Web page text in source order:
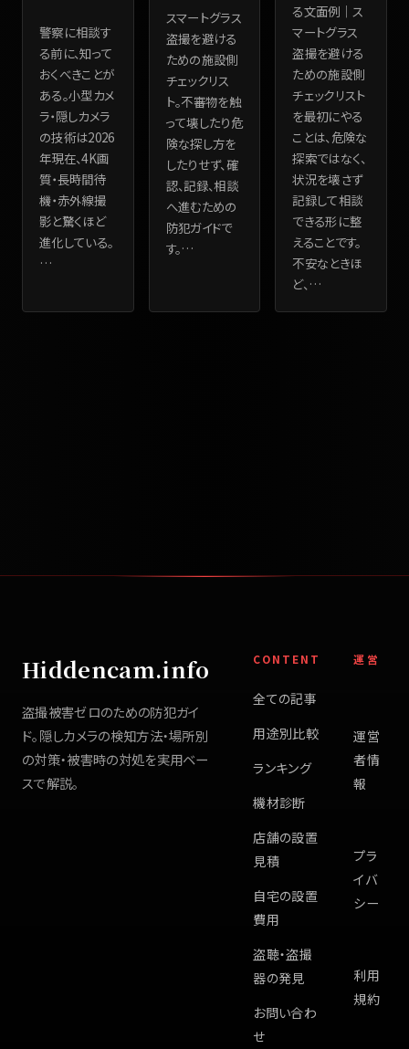
警察に相談す
る前に、知って
おくべきことが
ある。小型カメ
ラ・隠しカメラ
の技術は2026
年現在、4K画
質・長時間待
機・赤外線撮
影と驚くほど
進化している。
…
スマートグラス
盗撮を避ける
ための施設側
チェックリス
ト。不審物を触
って壊したり危
険な探し方を
したりせず、確
認、記録、相談
へ進むための
防犯ガイドで
す。…
る文面例｜ス
マートグラス
盗撮を避ける
ための施設側
チェックリスト
を最初にやる
ことは、危険な
探索ではなく、
状況を壊さず
記録して相談
できる形に整
えることです。
不安なときほ
ど、 …
Hiddencam.info
盗撮被害ゼロのための防犯ガイ
ド。隠しカメラの検知方法・場所別
の対策・被害時の対処を実用ベー
スで解説。
CONTENT
全ての記事
用途別比較
ランキング
機材診断
店舗の設置
見積
自宅の設置
費用
盗聴・盗撮
器の発見
お問い合わ
せ
運営
運営
者情
報
プラ
イバ
シー
利用
規約